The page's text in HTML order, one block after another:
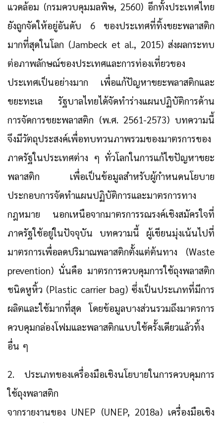
แวดล้อม (กรมควบคุมมลพิษ, 2560) อีกทั้งประเทศไทย
ยังถูกจัดให้อยู่อันดับ 6 ของประเทศที่ทิ้งขยะพลาสติก
มากที่สุดในโลก (Jambeck et al., 2015) ส่งผลกระทบ
ต่อภาพลักษณ์ของประเทศและการท่องเที่ยวของ
ประเทศเป็นอย่างมาก เพื่อแก้ปัญหาขยะพลาสติกและ
ขยะทะเล รัฐบาลไทยได้จัดทำร่างแผนปฏิบัติการด้าน
การจัดการขยะพลาสติก (พ.ศ. 2561-2573) บทความนี้
จึงมีวัตถุประสงค์เพื่อทบทวนภาพรวมของมาตรการของ
ภาครัฐในประเทศต่าง ๆ ทั่วโลกในการแก้ไขปัญหาขยะ
พลาสติก เพื่อเป็นข้อมูลสำหรับผู้กำหนดนโยบาย
ประกอบการจัดทำแผนปฏิบัติการและมาตรการทาง
กฎหมาย นอกเหนือจากมาตรการรณรงค์เชิงสมัครใจที่
ภาครัฐใช้อยู่ในปัจจุบัน บทความนี้ ผู้เขียนมุ่งเน้นไปที่
มาตรการเพื่อลดปริมาณพลาสติกตั้งแต่ต้นทาง (Waste
prevention) นั่นคือ มาตรการควบคุมการใช้ถุงพลาสติก
ชนิดหูหิ้ว (Plastic carrier bag) ซึ่งเป็นประเภทที่มีการ
ผลิตและใช้มากที่สุด โดยข้อมูลบางส่วนรวมถึงมาตรการ
ควบคุมกล่องโฟมและพลาสติกแบบใช้ครั้งเดียวแล้วทิ้ง
อื่น ๆ
2. ประเภทของเครื่องมือเชิงนโยบายในการควบคุมการ
ใช้ถุงพลาสติก
จากรายงานของ UNEP (UNEP, 2018a) เครื่องมือเชิง